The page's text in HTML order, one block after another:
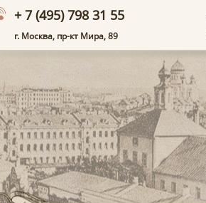
+ 7 (495) 798 31 55
г. Москва, пр-кт Мира, 89